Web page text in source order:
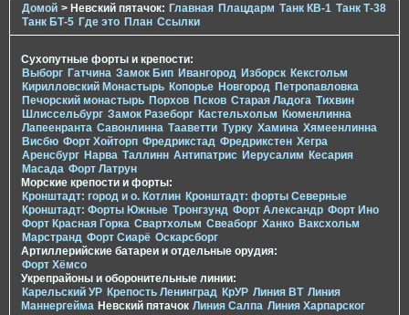
Домой > Невский пятачок: Главная Плацдарм Танк КВ-1 Танк Т-38
Танк БТ-5 Где это План Ссылки
Сухопутные форты и крепости:
Выборг Гатчина Замок Бип Ивангород Изборск Кексгольм
Кирилловский Монастырь Копорье Новгород Петропавловка
Печорcкий монастырь Порхов Псков Старая Ладога Тихвин
Шлиссельбург Замок Разеборг Кастельхольм Кюменлинна
Лапеенранта Савонлинна Тааветти Турку Хамина Хямеенлинна
Висбю Форт Хойторп Фредрикстад Фредрикстен Хегра
Аренсбург Нарва Таллинн Антипатрис Иерусалим Кесария
Масада Форт Латрун
Морские крепости и форты:
Кронштадт: город и о. Котлин Кронштадт: форты Северные
Кронштадт: Форты Южные Тронгзунд Форт Александр Форт Ино
Форт Красная Горка Свартхольм Свеаборг Ханко Ваксхольм
Марстранд Форт Сиарё Оскарсборг
Артиллерийские батареи и отдельные орудия:
Форт Хёмсо
Укрепрайоны и оборонительные линии:
Карельский УР Крепость Ленинград КрУР Линия ВТ Линия
Маннергейма Невский пятачок Линия Салпа Линия Харпарског